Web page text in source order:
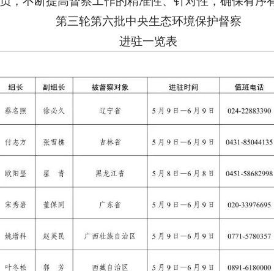
第三轮第六批中央生态环境保护督察
进驻一览表